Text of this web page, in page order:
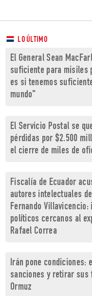
LO ÚLTIMO
El General Sean
suficiente para misiles
es si tenemos
mundo"
El Servicio Postal se
pérdidas por $2.500
el cierre de miles de
Fiscalía de Ecuador
autores intelectuales
Fernando Villavicencio:
políticos cercanos al
Rafael Correa
Irán pone condiciones:
sanciones y retirar
Ormuz